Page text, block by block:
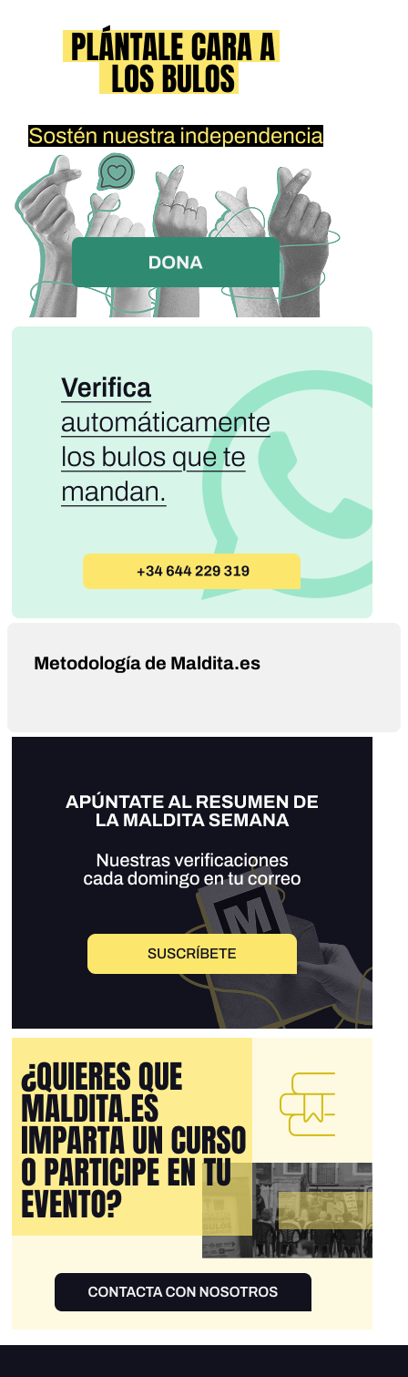
Metodología de Maldita.es